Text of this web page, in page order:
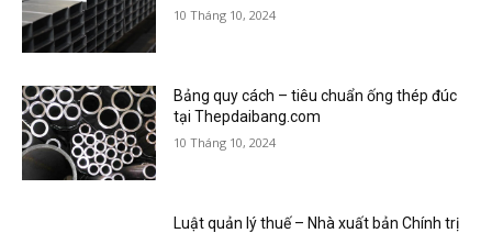
10 Tháng 10, 2024
Bảng quy cách – tiêu chuẩn ống thép đúc
tại Thepdaibang.com
10 Tháng 10, 2024
Luật quản lý thuế – Nhà xuất bản Chính trị